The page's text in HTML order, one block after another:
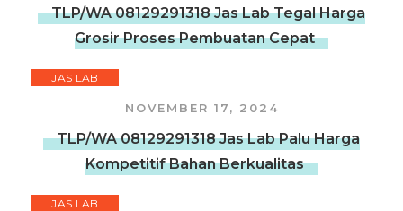
TLP/WA 08129291318 Jas Lab Tegal Harga
Grosir Proses Pembuatan Cepat
JAS LAB
NOVEMBER 17, 2024
TLP/WA 08129291318 Jas Lab Palu Harga
Kompetitif Bahan Berkualitas
JAS LAB